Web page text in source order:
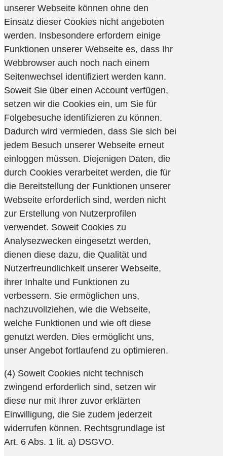
unserer Webseite können ohne den
Einsatz dieser Cookies nicht angeboten
werden. Insbesondere erfordern einige
Funktionen unserer Webseite es, dass Ihr
Webbrowser auch noch nach einem
Seitenwechsel identifiziert werden kann.
Soweit Sie über einen Account verfügen,
setzen wir die Cookies ein, um Sie für
Folgebesuche identifizieren zu können.
Dadurch wird vermieden, dass Sie sich bei
jedem Besuch unserer Webseite erneut
einloggen müssen. Diejenigen Daten, die
durch Cookies verarbeitet werden, die für
die Bereitstellung der Funktionen unserer
Webseite erforderlich sind, werden nicht
zur Erstellung von Nutzerprofilen
verwendet. Soweit Cookies zu
Analysezwecken eingesetzt werden,
dienen diese dazu, die Qualität und
Nutzerfreundlichkeit unserer Webseite,
ihrer Inhalte und Funktionen zu
verbessern. Sie ermöglichen uns,
nachzuvollziehen, wie die Webseite,
welche Funktionen und wie oft diese
genutzt werden. Dies ermöglicht uns,
unser Angebot fortlaufend zu optimieren.
(4) Soweit Cookies nicht technisch
zwingend erforderlich sind, setzen wir
diese nur mit Ihrer zuvor erklärten
Einwilligung, die Sie zudem jederzeit
widerrufen können. Rechtsgrundlage ist
Art. 6 Abs. 1 lit. a) DSGVO.